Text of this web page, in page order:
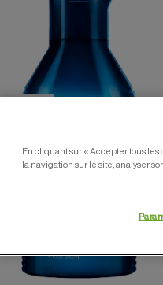
En cliquant sur « Accepter tous
la navigation sur le site, analyser